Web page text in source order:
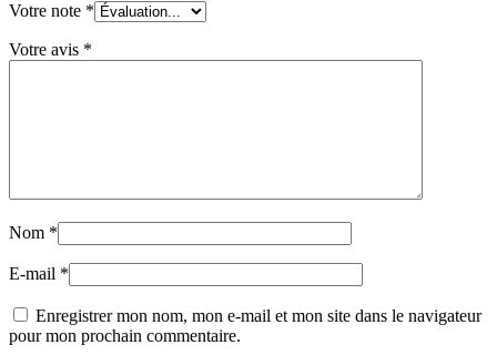
Votre note *
Votre avis *
Nom *
E-mail *
Enregistrer mon nom, mon e-mail et mon site dans le navigateur
pour mon prochain commentaire.